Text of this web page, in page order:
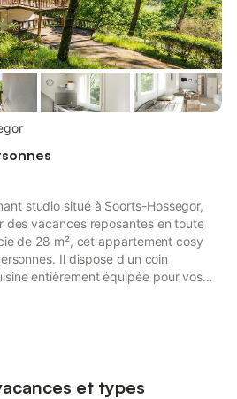
studio situé à Soorts-Hossegor,
des vacances reposantes en toute
de 28 m², cet appartement cosy
Il dispose d'un coin
entièrement équipée pour vos
débit, parfait pour vos appels
et types